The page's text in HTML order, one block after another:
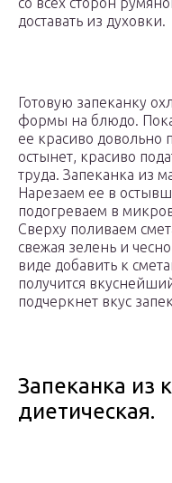
доставать из духовки.
Готовую запеканку
формы на блюдо. Пока
ее красиво довольно
остынет, красиво
труда. Запеканка из
Нарезаем ее в
подогреваем в
Сверху поливаем
свежая зелень и
виде добавить к
получится
подчеркнет вкус
Запеканка из
диетическая.